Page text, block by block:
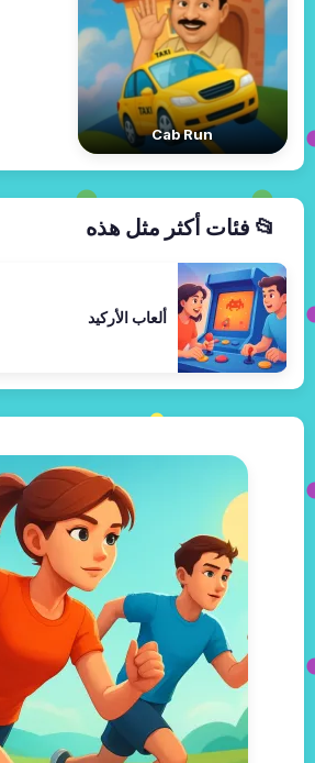
Cab Run
📂 فئات أكثر مثل هذه
ألعاب الأركيد